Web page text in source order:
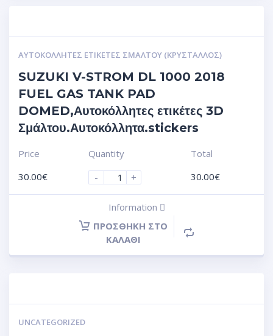
ΑΥΤΟΚΌΛΛΗΤΕΣ ΕΤΙΚΈΤΕΣ ΣΜΆΛΤΟΥ (ΚΡΥΣΤΑΛΛΟΣ)
SUZUKI V-STROM DL 1000 2018
FUEL GAS TANK PAD
DOMED,Αυτοκόλλητες ετικέτες 3D
Σμάλτου.Αυτοκόλλητα.stickers
Price
30.00€
Quantity
-
+
Total
30.00€
Information
ΠΡΟΣΘΉΚΗ ΣΤΟ
ΚΑΛΆΘΙ
UNCATEGORIZED